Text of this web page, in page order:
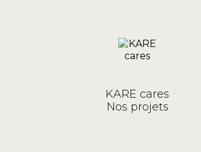
KARE cares
Nos projets